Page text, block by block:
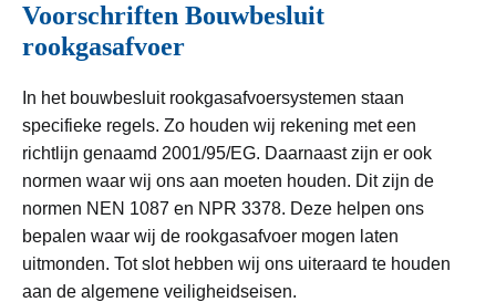
Voorschriften Bouwbesluit
rookgasafvoer
In het bouwbesluit rookgasafvoersystemen staan
specifieke regels. Zo houden wij rekening met een
richtlijn genaamd 2001/95/EG. Daarnaast zijn er ook
normen waar wij ons aan moeten houden. Dit zijn de
normen NEN 1087 en NPR 3378. Deze helpen ons
bepalen waar wij de rookgasafvoer mogen laten
uitmonden. Tot slot hebben wij ons uiteraard te houden
aan de algemene veiligheidseisen.